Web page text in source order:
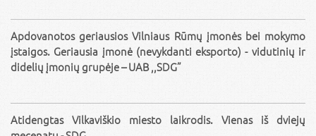
Apdovanotos geriausios Vilniaus Rūmų įmonės bei mokymo
įstaigos. Geriausia įmonė (nevykdanti eksporto) - vidutinių ir
didelių įmonių grupėje – UAB ,,SDG”
Atidengtas Vilkaviškio miesto laikrodis. Vienas iš dviejų